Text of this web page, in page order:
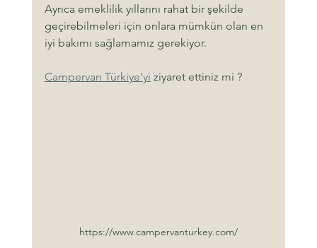
Ayrıca emeklilik yıllarını rahat bir şekilde
geçirebilmeleri için onlara mümkün olan en
iyi bakımı sağlamamız gerekiyor.
Campervan Türkiye'yi ziyaret ettiniz mi ?
https://www.campervanturkey.com/